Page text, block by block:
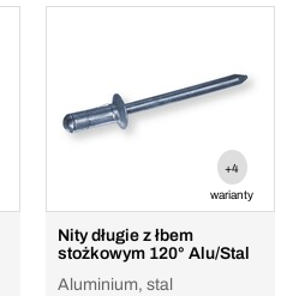
+4
warianty
Nity długie z łbem
stożkowym 120° Alu/Stal
Aluminium, stal